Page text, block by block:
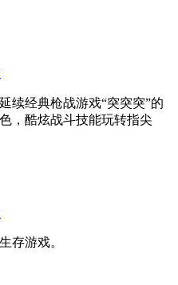
续经典枪战游戏“突突突”的
，酷炫战斗技能玩转指尖
存游戏。